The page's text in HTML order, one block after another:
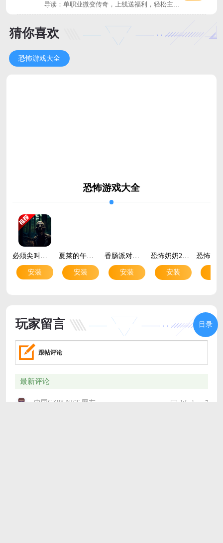
导读：单职业微变传奇，上线送福利，轻松主宰
战场，快来下载体验！
猜你喜欢
恐怖游戏大全
恐怖游戏大全
安装
夏莱的午夜后宫2手游免费下载v{package_version_name} 安卓版
安装 安装 安装
玩家留言
跟帖评论
最新评论
中国CZ88.NET 网友 Windows 7
目录